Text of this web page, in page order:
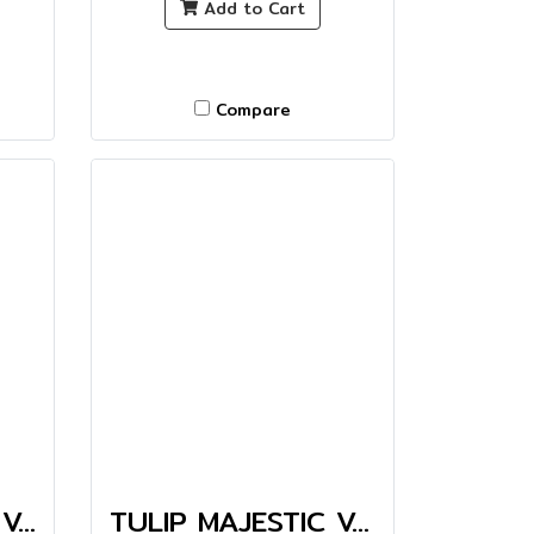
Add to Cart
Compare
TULIP SUPERIOR VASE TULIP MAJESTIC VASE